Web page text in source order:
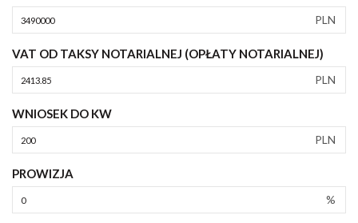
PLN
VAT OD TAKSY NOTARIALNEJ (OPŁATY NOTARIALNEJ)
PLN
WNIOSEK DO KW
PLN
PROWIZJA
%